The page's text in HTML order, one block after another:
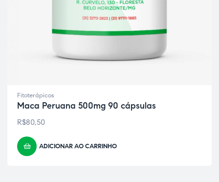
Fitoterápicos
Maca Peruana 500mg 90 cápsulas
R$80,50
ADICIONAR AO CARRINHO